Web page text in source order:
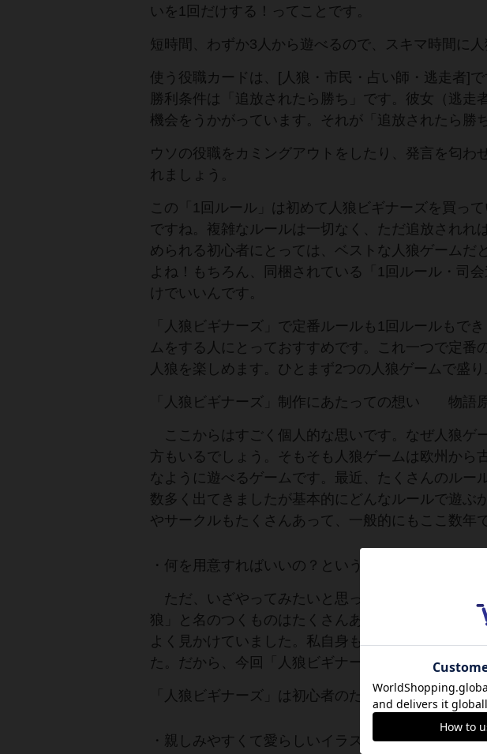
いを1回だけする！ってことです。
短時間、わずか3人から遊べるので、スキマ時間に人
使う役職カードは、[人狼・市民・占い師・逃走者]
勝利条件は「追放されたら勝ち」です。彼女（逃走
機会をうかがっています。それが「追放されたら勝
ウソの役職をカミングアウトをしたり、発言を匂わ
れましょう。
この「1回ルール」は初めて人狼ビギナーズを買っ
ですね。複雑なルールは一切なく、ただ追放されれ
められる初心者にとっては、ベストな人狼ゲームだ
よね！もちろん、同梱されている「1回ルール・司
けでいいんです。
「人狼ビギナーズ」で定番ルールも1回ルールもで
ムをする人にとっておすすめです。これ一つで定番
人狼を楽しめます。ひとまず2つの人狼ゲームで盛り
「人狼ビギナーズ」制作にあたっての想い 物語
ここからはすごく個人的な思いです。なぜ人狼ゲ
方もいるでしょう。そもそも人狼ゲームは欧州から
なように遊べるゲームです。最近、たくさんのルー
数多く出てきましたが基本的にどんなルールで遊ぶ
やサークルもたくさんあって、一般的にもここ数年
・何を用意すればいいの？という悩み
ただ、いざやってみたいと思っても迷う人ってい
狼」と名のつくものはたくさんあるし、まず何から
よく見かけていました。私自身も人狼ゲームに興味
た。だから、今回「人狼ビギナーズ」を製作してみ
「人狼ビギナーズ」は初心者のために親しみやすく
・親しみやすくて愛らしいイラストで